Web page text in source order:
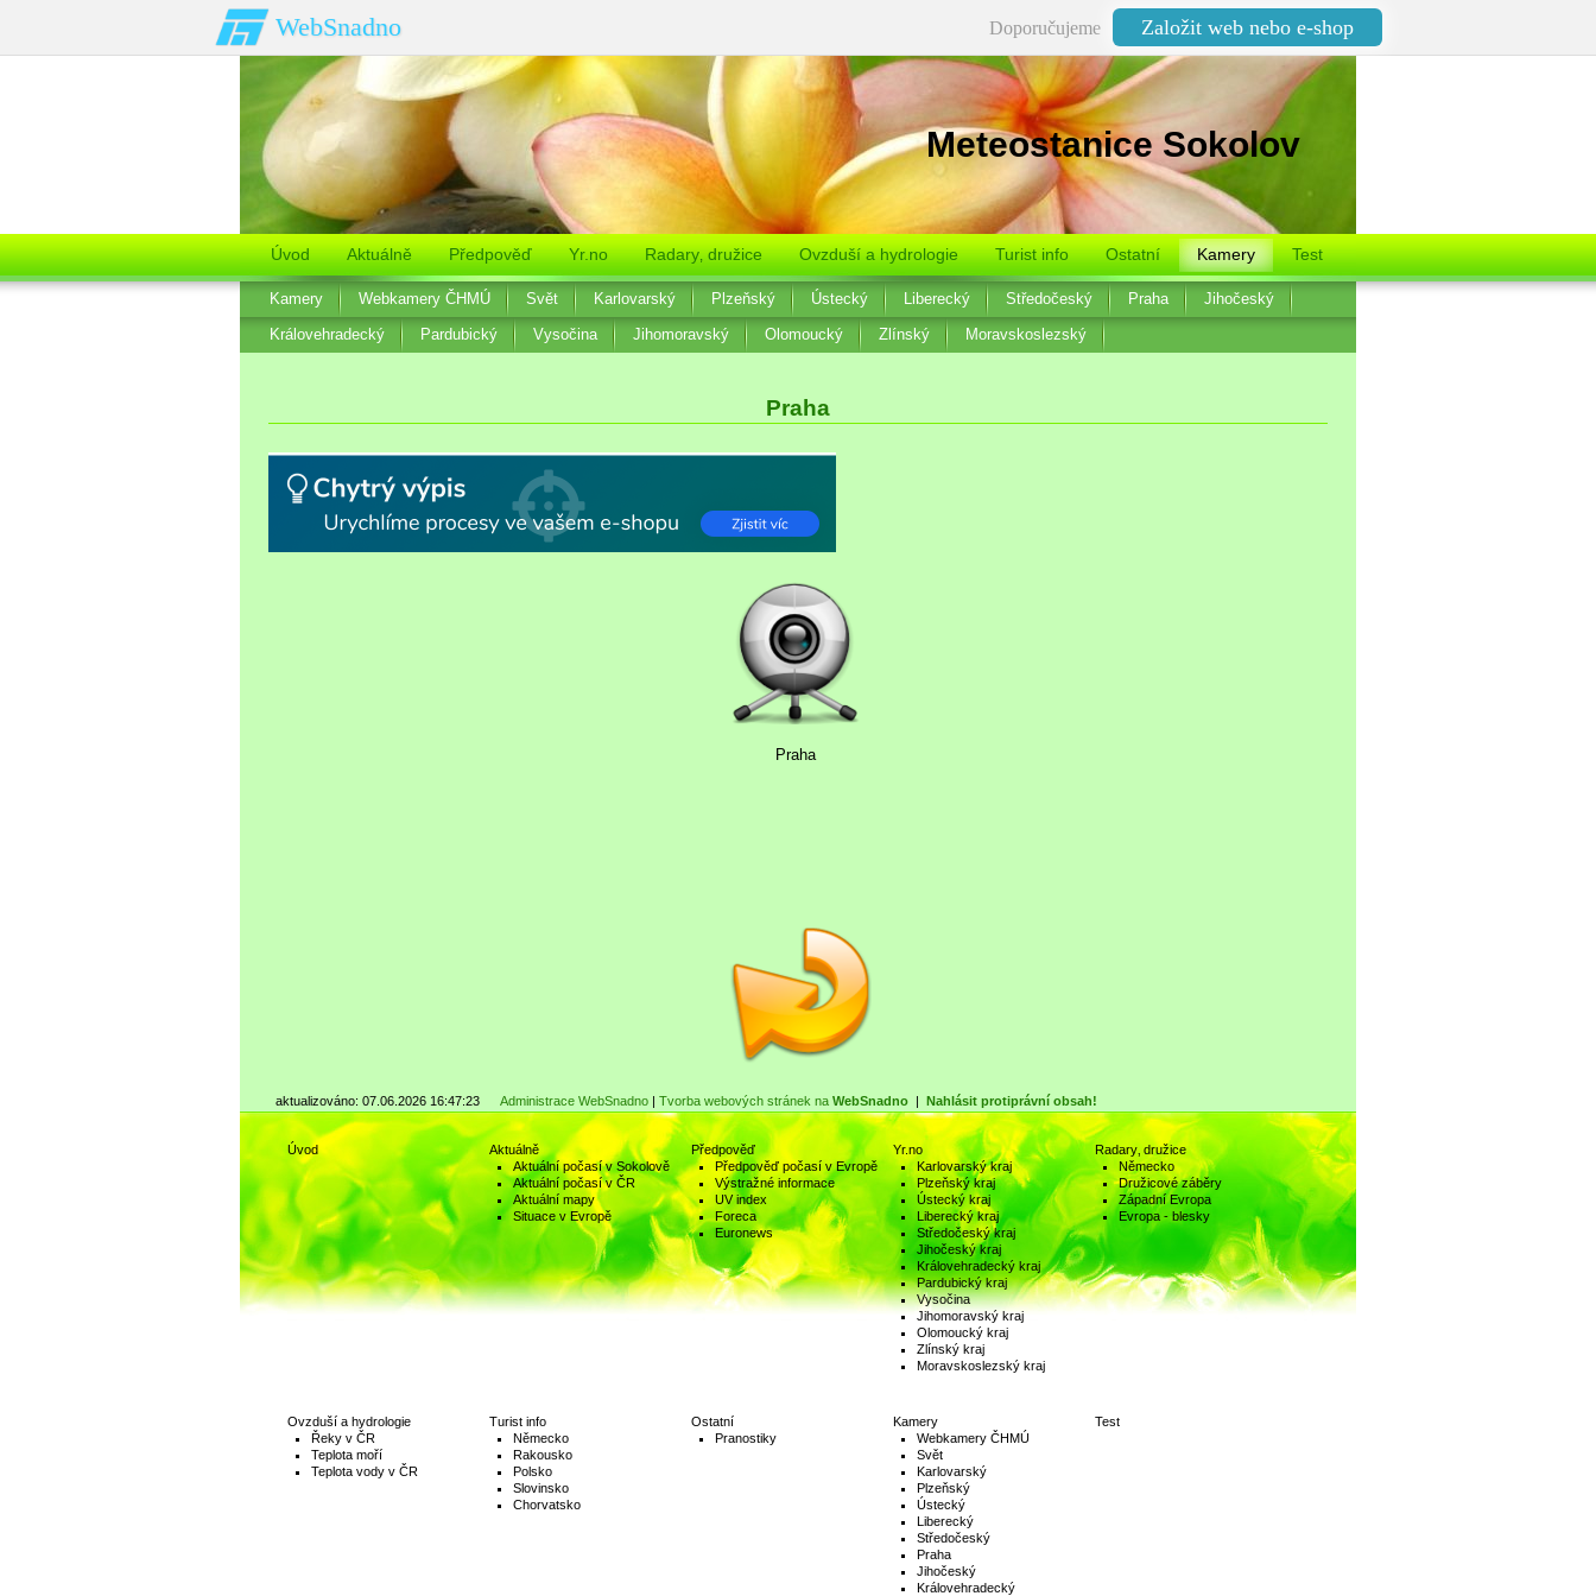
WebSnadno Doporučujeme Založit web nebo e-shop
Meteostanice Sokolov
Úvod Aktuálně Předpověď Yr.no Radary‚ družice Ovzduší a hydrologie Turist info Ostatní Kamery Test
Kamery Webkamery ČHMÚ Svět Karlovarský Plzeňský Ústecký Liberecký Středočeský Praha
Jihočeský
Královehradecký
Pardubický Vysočina Jihomoravský Olomoucký Zlínský Moravskoslezský
Praha
Praha
Administrace WebSnadno| Tvorba webových stránek na WebSnadno| Nahlásit protiprávní obsah!
aktualizováno: 07.06.2026 16:47:23
Úvod
Aktuálně
Aktuální počasí v Sokolově
Aktuální počasí v ČR
Aktuální mapy
Situace v Evropě
Předpověď
Předpověď počasí v Evropě
Výstražné informace
UV index
Foreca
Euronews
Yr.no
Karlovarský kraj
Plzeňský kraj
Ústecký kraj
Liberecký kraj
Středočeský kraj
Jihočeský kraj
Královehradecký kraj
Pardubický kraj
Vysočina
Jihomoravský kraj
Olomoucký kraj
Zlínský kraj
Moravskoslezský kraj
Radary‚ družice
Německo
Družicové záběry
Západní Evropa
Evropa - blesky
Ovzduší a hydrologie
Řeky v ČR
Teplota moří
Teplota vody v ČR
Turist info
Německo
Rakousko
Polsko
Slovinsko
Chorvatsko
Ostatní
Pranostiky
Kamery
Webkamery ČHMÚ
Svět
Karlovarský
Plzeňský
Ústecký
Liberecký
Středočeský
Praha
Jihočeský
Královehradecký
Test